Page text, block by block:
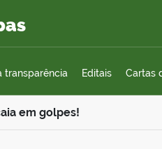
transparência Editais Cartas
em golpes!